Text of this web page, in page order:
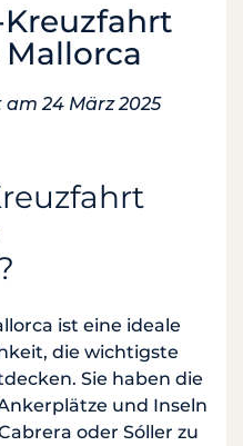
24 März 2025
ist eine ideale
die wichtigste
Sie haben die
und Inseln
oder Sóller zu